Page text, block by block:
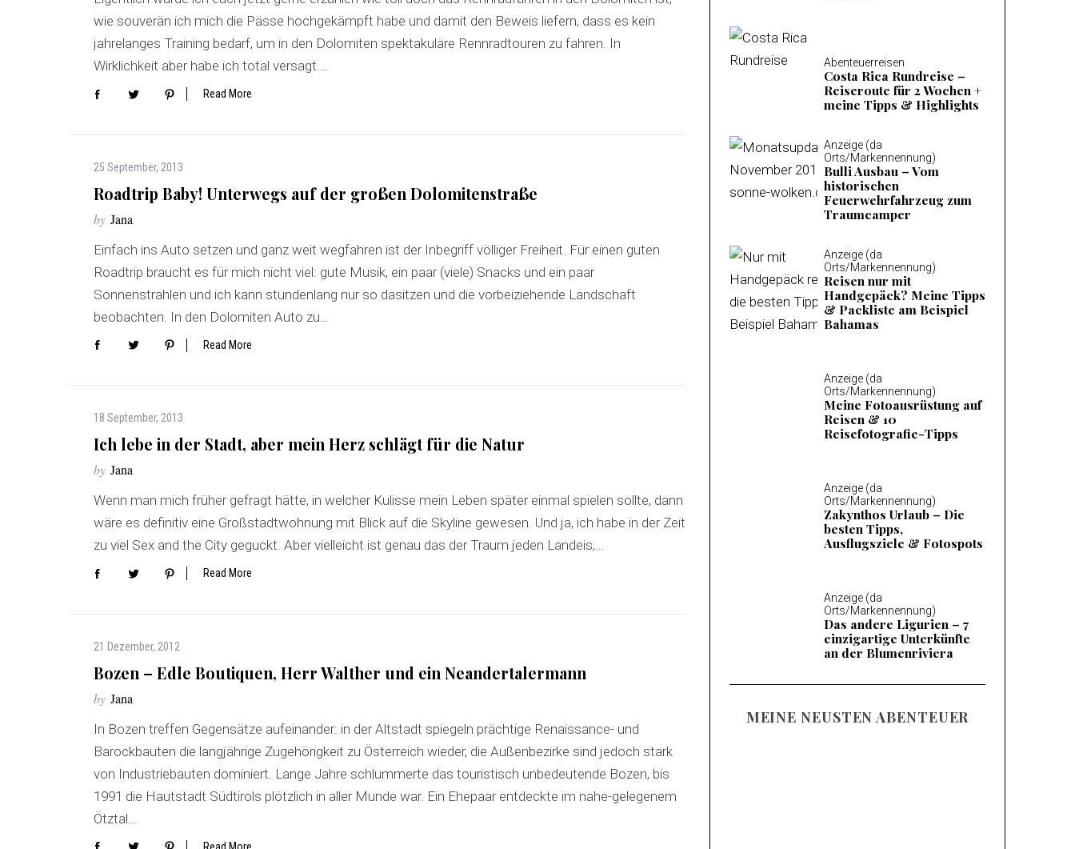
wie souverän ich mich die Pässe hochgekämpft habe und damit den Beweis liefern, dass es kein
jahrelanges Training bedarf, um in den Dolomiten spektakuläre Rennradtouren zu fahren. In
Wirklichkeit aber habe ich total versagt….
Read More
25 September, 2013
Roadtrip Baby! Unterwegs auf der großen Dolomitenstraße
by Jana
Einfach ins Auto setzen und ganz weit wegfahren ist der Inbegriff völliger Freiheit. Für einen guten
Roadtrip braucht es für mich nicht viel: gute Musik, ein paar (viele) Snacks und ein paar
Sonnenstrahlen und ich kann stundenlang nur so dasitzen und die vorbeiziehende Landschaft
beobachten. In den Dolomiten Auto zu…
Read More
18 September, 2013
Ich lebe in der Stadt, aber mein Herz schlägt für die Natur
by Jana
Wenn man mich früher gefragt hätte, in welcher Kulisse mein Leben später einmal spielen sollte, dann
wäre es definitiv eine Großstadtwohnung mit Blick auf die Skyline gewesen. Und ja, ich habe in der Zeit
zu viel Sex and the City geguckt. Aber vielleicht ist genau das der Traum jeden Landeis,…
Read More
21 Dezember, 2012
Bozen – Edle Boutiquen, Herr Walther und ein Neandertalermann
by Jana
In Bozen treffen Gegensätze aufeinander: in der Altstadt spiegeln prächtige Renaissance- und
Barockbauten die langjährige Zugehörigkeit zu Österreich wieder, die Außenbezirke sind jedoch stark
von Industriebauten dominiert. Lange Jahre schlummerte das touristisch unbedeutende Bozen, bis
1991 die Hautstadt Südtirols plötzlich in aller Munde war. Ein Ehepaar entdeckte im nahe-gelegenem
Ötztal…
Abenteuerreisen
Costa Rica Rundreise –
Reiseroute für 2 Wochen +
meine Tipps & Highlights
Anzeige (da
Orts/Markennennung)
Bulli Ausbau – Vom
historischen
Feuerwehrfahrzeug zum
Traumcamper
Anzeige (da
Orts/Markennennung)
Reisen nur mit
Handgepäck? Meine Tipps
& Packliste am Beispiel
Bahamas
Anzeige (da
Orts/Markennennung)
Meine Fotoausrüstung auf
Reisen & 10
Reisefotografie-Tipps
Anzeige (da
Orts/Markennennung)
Zakynthos Urlaub – Die
besten Tipps,
Ausflugsziele & Fotospots
Anzeige (da
Orts/Markennennung)
Das andere Ligurien – 7
einzigartige Unterkünfte
an der Blumenriviera
MEINE NEUSTEN ABENTEUER
e
c
h
o
r
: